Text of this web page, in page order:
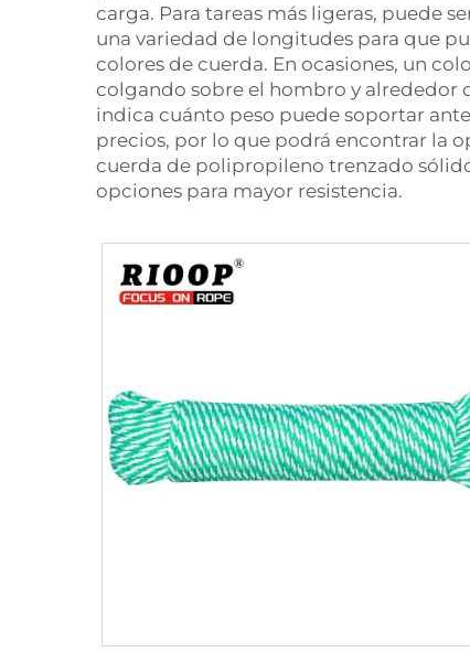
carga. Para tareas más ligeras, puede
una variedad de longitudes para que
colores de cuerda. En ocasiones, un
colgando sobre el hombro y alrededor
indica cuánto peso puede soportar
precios, por lo que podrá encontrar la
cuerda de polipropileno trenzado
opciones para mayor resistencia.